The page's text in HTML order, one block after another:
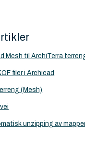
Mesh til ArchiTerra
filer i Archicad
(Mesh)
unzipping av